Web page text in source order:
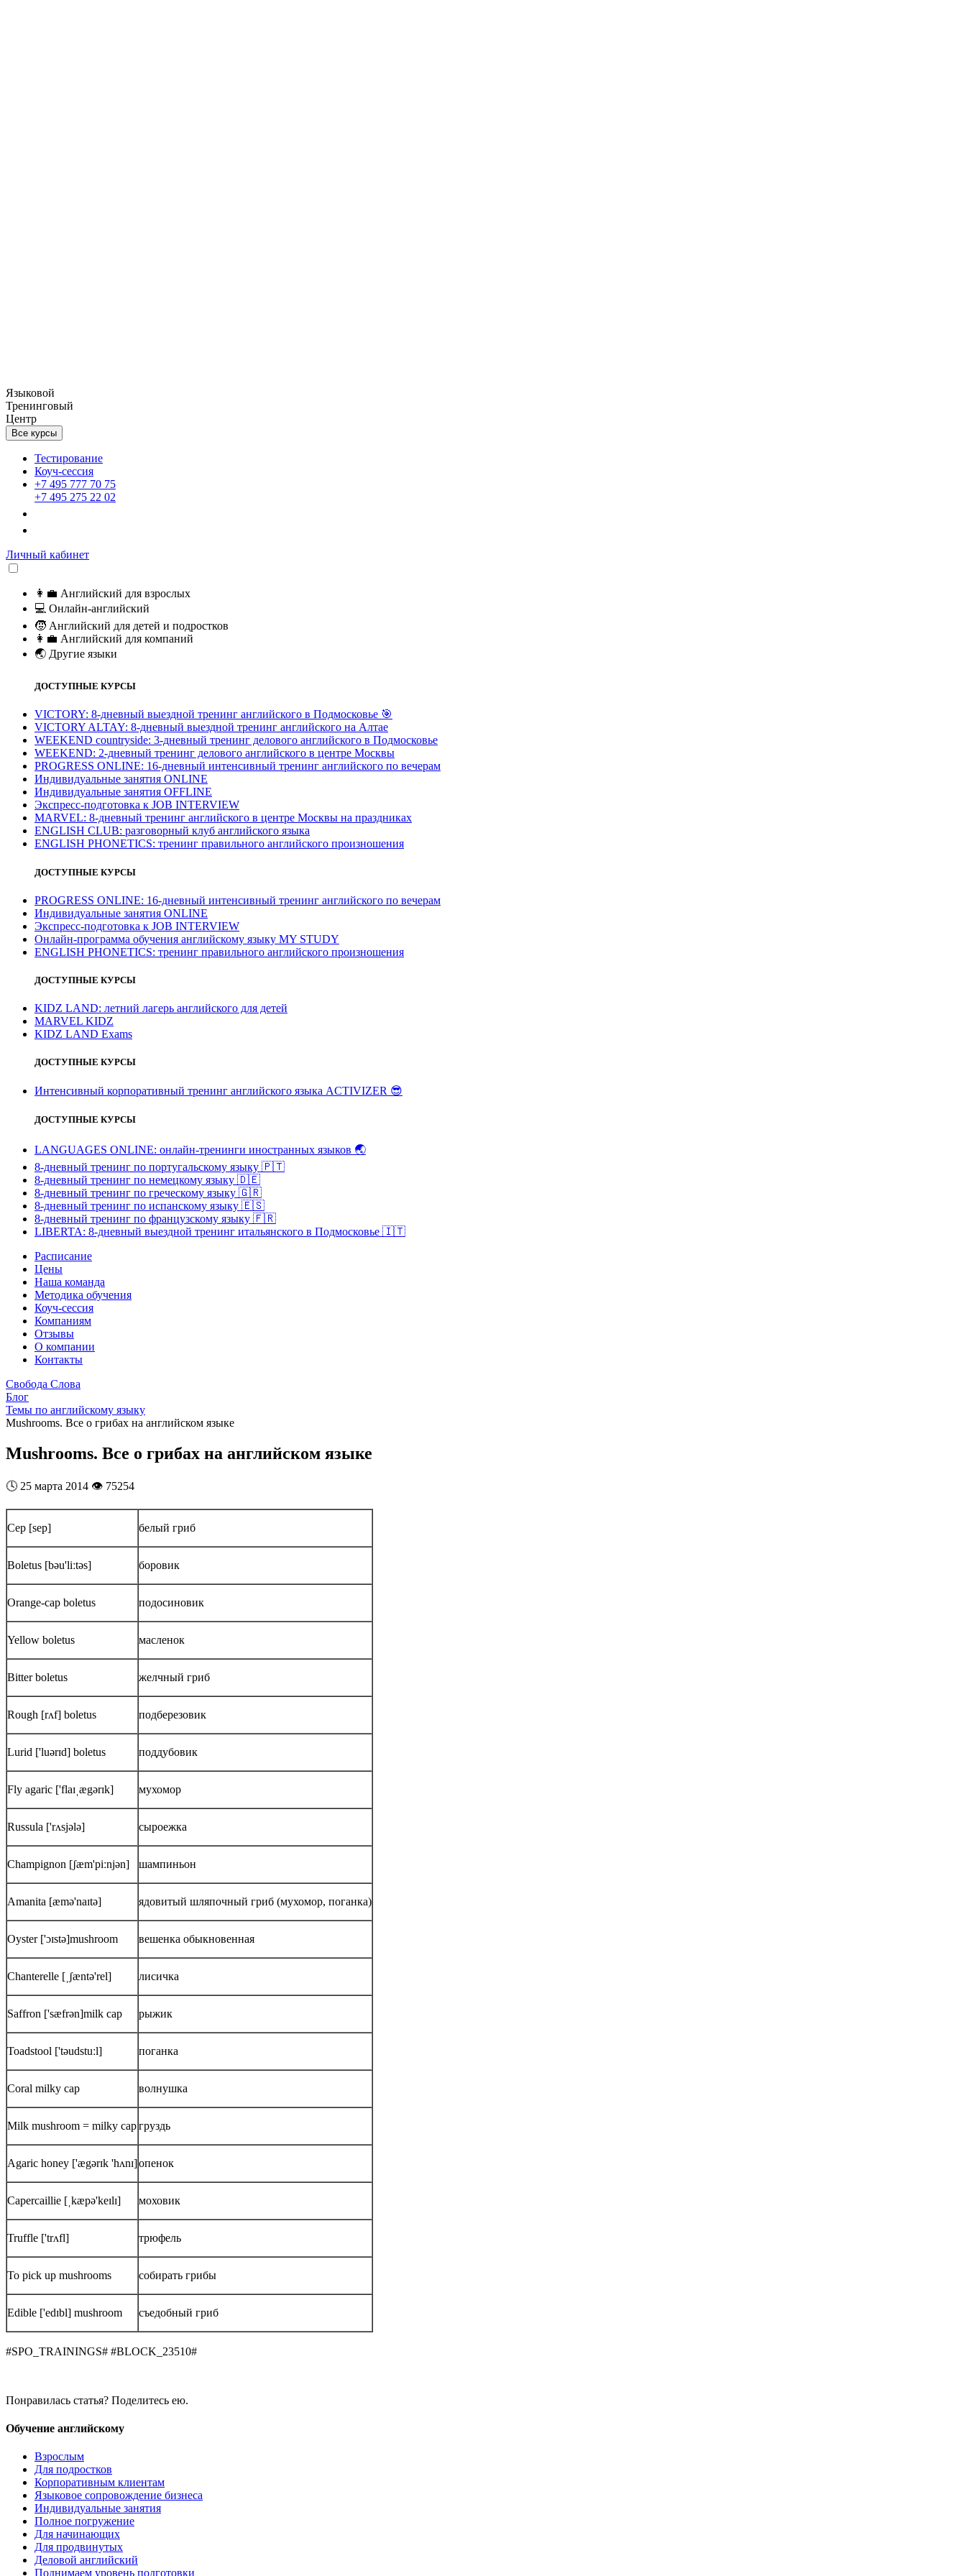
Языковой
Тренинговый
Центр
Все курсы
Тестирование
Коуч-сессия
+7 495 777 70 75
+7 495 275 22 02
Личный кабинет
👩‍💼 Английский для взрослых
💻 Онлайн-английский
🧒 Английский для детей и подростков
👩‍💼 Английский для компаний
🌏 Другие языки
ДОСТУПНЫЕ КУРСЫ
VICTORY: 8-дневный выездной тренинг английского в Подмосковье 🎯
VICTORY ALTAY: 8-дневный выездной тренинг английского на Алтае
WEEKEND countryside: 3-дневный тренинг делового английского в Подмосковье
WEEKEND: 2-дневный тренинг делового английского в центре Москвы
PROGRESS ONLINE: 16-дневный интенсивный тренинг английского по вечерам
Индивидуальные занятия ONLINE
Индивидуальные занятия OFFLINE
Экспресс-подготовка к JOB INTERVIEW
МARVEL: 8-дневный тренинг английского в центре Москвы на праздниках
ENGLISH CLUB: разговорный клуб английского языка
ENGLISH PHONETICS: тренинг правильного английского произношения
ДОСТУПНЫЕ КУРСЫ
PROGRESS ONLINE: 16-дневный интенсивный тренинг английского по вечерам
Индивидуальные занятия ONLINE
Экспресс-подготовка к JOB INTERVIEW
Онлайн-программа обучения английскому языку MY STUDY
ENGLISH PHONETICS: тренинг правильного английского произношения
ДОСТУПНЫЕ КУРСЫ
KIDZ LAND: летний лагерь английского для детей
MARVEL KIDZ
KIDZ LAND Exams
ДОСТУПНЫЕ КУРСЫ
Интенсивный корпоративный тренинг английского языка ACTIVIZER 😎
ДОСТУПНЫЕ КУРСЫ
LANGUAGES ONLINE: онлайн-тренинги иностранных языков 🌏
8-дневный тренинг по португальскому языку 🇵🇹
8-дневный тренинг по немецкому языку 🇩🇪
8-дневный тренинг по греческому языку 🇬🇷
8-дневный тренинг по испанскому языку 🇪🇸
8-дневный тренинг по французскому языку 🇫🇷
LIBERTA: 8-дневный выездной тренинг итальянского в Подмосковье 🇮🇹
Расписание
Цены
Наша команда
Методика обучения
Коуч-сессия
Компаниям
Отзывы
О компании
Контакты
Свобода Слова
Блог
Темы по английскому языку
Mushrooms. Все о грибах на английском языке
Mushrooms. Все о грибах на английском языке
🕓 25 марта 2014 👁️ 75254
Cep [sep] белый гриб
Boletus [bəu'liːtəs] боровик
Orange-cap boletus подосиновик
Yellow boletus масленок
Bitter boletus желчный гриб
Rough [rʌf] boletus подберезовик
Lurid ['luərɪd] boletus поддубовик
Fly agaric ['flaɪˌægərɪk] мухомор
Russula ['rʌsjələ] сыроежка
Champignon [ʃæm'piːnjən] шампиньон
Amanita [æmə'naɪtə] ядовитый шляпочный гриб (мухомор, поганка)
Oyster ['ɔɪstə]mushroom вешенка обыкновенная
Chanterelle [ˌʃæntə'rel] лисичка
Saffron ['sæfrən]milk cap рыжик
Toadstool ['təudstuːl] поганка
Coral milky cap волнушка
Milk mushroom = milky capгруздь
Agaric honey ['ægərɪk 'hʌnɪ]опенок
Capercaillie [ˌkæpə'keɪlɪ] моховик
Truffle ['trʌfl] трюфель
To pick up mushrooms собирать грибы
Edible ['edɪbl] mushroom съедобный гриб
#SPO_TRAININGS# #BLOCK_23510#
Понравилась статья? Поделитесь ею.
Обучение английскому
Взрослым
Для подростков
Корпоративным клиентам
Языковое сопровождение бизнеса
Индивидуальные занятия
Полное погружение
Для начинающих
Для продвинутых
Деловой английский
Поднимаем уровень подготовки